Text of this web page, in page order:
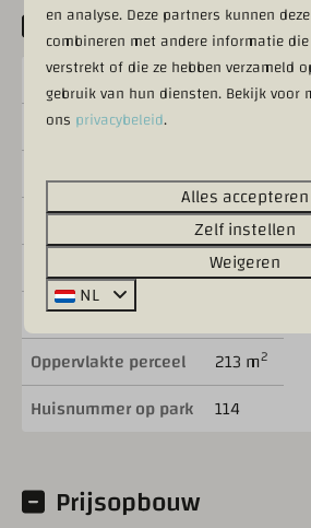
Kenmerken
Status Te koop
Aantal slaapkamers
Aantal badkamers
1
Voor aantal personen 4
2004
Woonoppervlakte
Oppervlakte perceel 213 m2
Huisnummer op park 114
Prijsopbouw
en analyse. Deze partners kunnen
combineren met andere informatie
verstrekt of die ze hebben verzameld
gebruik van hun diensten. Bekijk voor
ons privacybeleid.
Alles accepteren
Zelf instellen
Weigeren
NL